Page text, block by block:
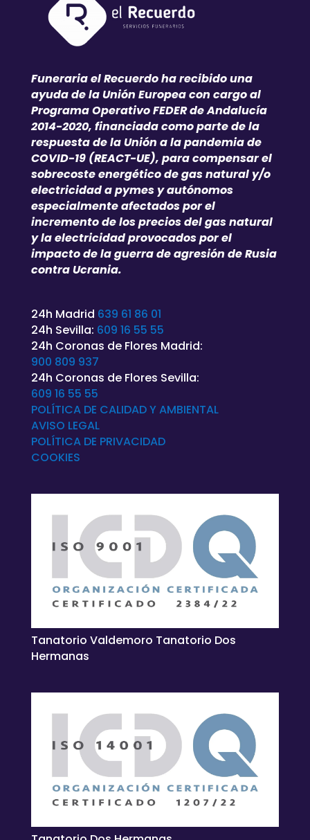
Funeraria el Recuerdo ha recibido una
ayuda de la Unión Europea con cargo al
Programa Operativo FEDER de Andalucía
2014-2020, financiada como parte de la
respuesta de la Unión a la pandemia de
COVID-19 (REACT-UE), para compensar el
sobrecoste energético de gas natural y/o
electricidad a pymes y autónomos
especialmente afectados por el
incremento de los precios del gas natural
y la electricidad provocados por el
impacto de la guerra de agresión de Rusia
contra Ucrania.
24h Madrid 639 61 86 01
24h Sevilla: 609 16 55 55
24h Coronas de Flores Madrid:
900 809 937
24h Coronas de Flores Sevilla:
609 16 55 55
POLÍTICA DE CALIDAD Y AMBIENTAL
AVISO LEGAL
POLÍTICA DE PRIVACIDAD
COOKIES
Tanatorio Valdemoro Tanatorio Dos
Hermanas